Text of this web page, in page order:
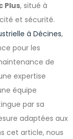
Plus, situé à
et sécurité.
à Décines,
pour les
de
expertise
équipe
par sa
adaptées aux
cet article, nous